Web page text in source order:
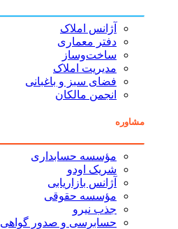
آژانس املاک
دفتر معماری
ساخت‌وساز
مدیریت املاک
فضای سبز و باغبانی
انجمن مالکان
مشاوره
مؤسسه حسابداری
شریک اودو
آژانس بازاریابی
مؤسسه حقوقی
جذب نیرو
حسابرسی و صدور گواهی